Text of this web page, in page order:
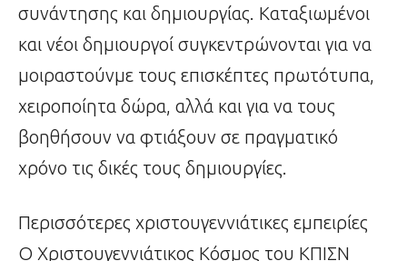
συνάντησης και δημιουργίας. Καταξιωμένοι
και νέοι δημιουργοί συγκεντρώνονται για να
μοιραστούνμε τους επισκέπτες πρωτότυπα,
χειροποίητα δώρα, αλλά και για να τους
βοηθήσουν να φτιάξουν σε πραγματικό
χρόνο τις δικές τους δημιουργίες.
Περισσότερες χριστουγεννιάτικες εμπειρίες
Ο Χριστουγεννιάτικος Κόσμος του ΚΠΙΣΝ